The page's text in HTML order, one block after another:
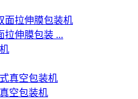
拉伸膜包装 ...
空包装机